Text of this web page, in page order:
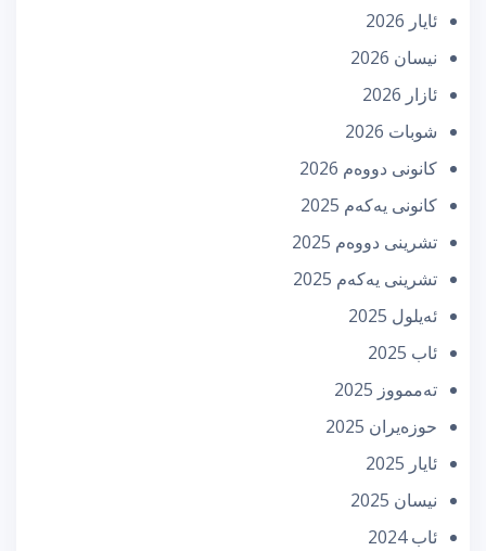
ئایار 2026
نیسان 2026
ئازار 2026
شوبات 2026
كانونی دووه‌م 2026
كانونی یه‌كه‌م 2025
تشرینی دووه‌م 2025
تشرینی یه‌كه‌م 2025
ئه‌یلول 2025
ئاب 2025
تەممووز 2025
حوزه‌یران 2025
ئایار 2025
نیسان 2025
ئاب 2024